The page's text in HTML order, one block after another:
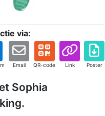
via:
Email QR-code Link Poster
Sophia